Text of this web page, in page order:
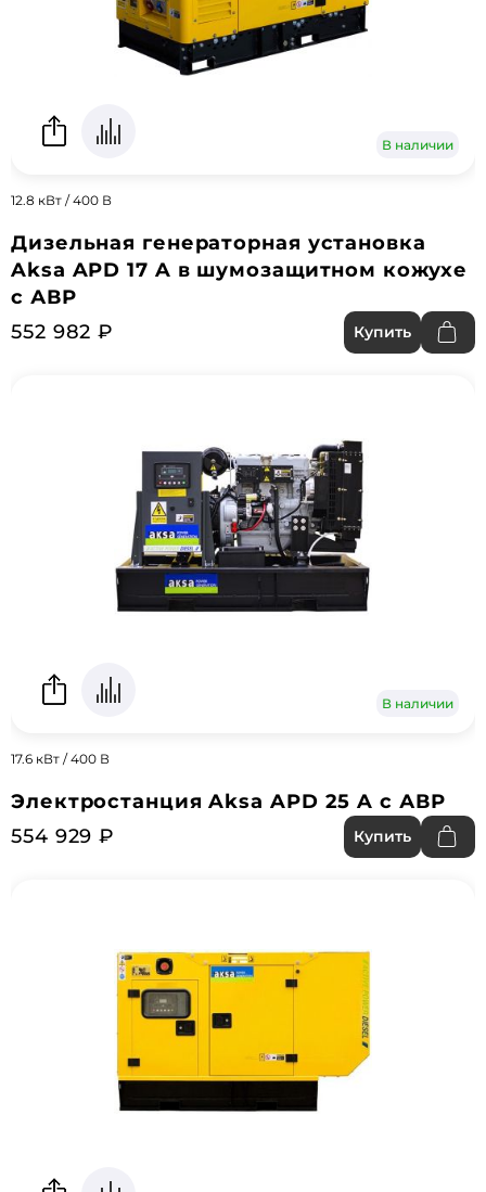
В наличии
12.8 кВт / 400 В
Дизельная генераторная установка
Aksa APD 17 A в шумозащитном кожухе
с АВР
552 982 ₽
Купить
В наличии
17.6 кВт / 400 В
Электростанция Aksa APD 25 A с АВР
554 929 ₽
Купить